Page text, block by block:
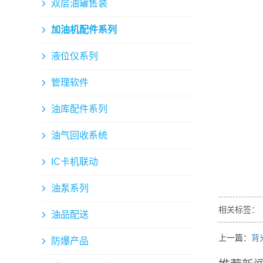
双层油罐售装
加油机配件系列
液位仪系列
管理软件
油库配件系列
油气回收系统
IC卡机联动
油泵系列
油品配送
防爆产品
相关标签：
上一篇： 背